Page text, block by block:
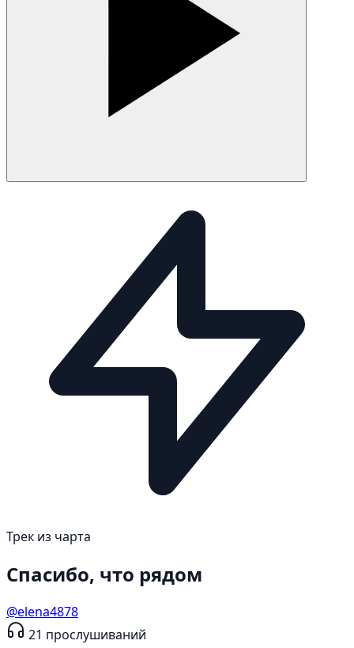
Трек из чарта
Спасибо, что рядом
@elena4878
21 прослушиваний